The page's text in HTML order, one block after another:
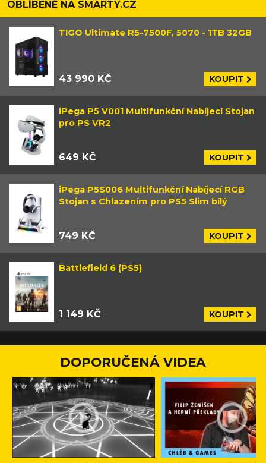
OBLÍBENÉ NA SMARTY.CZ
TIGO Ultimate R5-7500F, 5070 - 1TB 32GB
43 990 KČ KOUPIT
iPega P5 V001 Multifunkční Nabíjecí Stojan
pro PS VR2
649 KČ KOUPIT
iPega P5S006 Multifunkční Nabíjecí RGB
Stojan s Chlazením pro PS5 Slim bílý
749 KČ KOUPIT
Battlefield 6 (PS5)
1 149 KČ KOUPIT
DOPORUČENÁ VIDEA